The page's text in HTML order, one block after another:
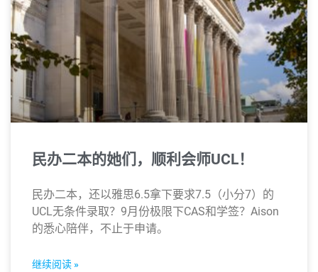
民办二本的她们，顺利会师UCL！
民办二本，还以雅思6.5拿下要求7.5（小分7）的
UCL无条件录取？9月份极限下CAS和学签？Aison
的悉心陪伴，不止于申请。
继续阅读 »